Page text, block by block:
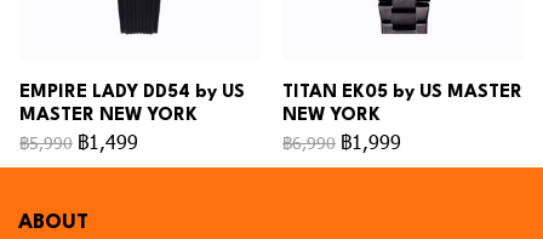
EMPIRE LADY DD54 by US
MASTER NEW YORK
฿5,990 ฿1,499
TITAN EK05 by US MASTER
NEW YORK
฿6,990 ฿1,999
ABOUT